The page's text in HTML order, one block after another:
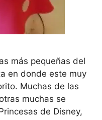
más pequeñas del
en donde este muy
Muchas de las
muchas se
de Disney,